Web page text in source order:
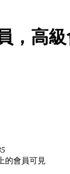
，高
的會員可見